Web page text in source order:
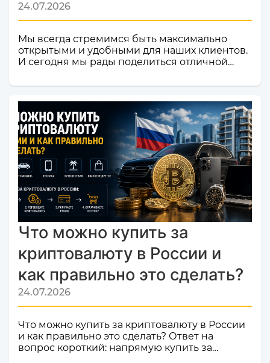
24.07.2026
Мы всегда стремимся быть максимально
открытыми и удобными для наших клиентов.
И сегодня мы рады поделиться отличной
валют и криптовалют CosmoChanger
официально добавлен в листинг
мониторинга обменников
Monik.exchange.Что это значит для вас?
Только плюсы! Мы делаем всё, чтобы каждый
ваш обмен был быстрым, безопасным и
комфортным.Почему это важное событие?
Попадание в список надежных платформ на
Monik.exchange — это знак каче...
Что можно купить за
криптовалюту в России и
как правильно это сделать?
24.07.2026
Что можно купить за криптовалюту в России
и как правильно это сделать? Ответ на
вопрос короткий: напрямую купить за